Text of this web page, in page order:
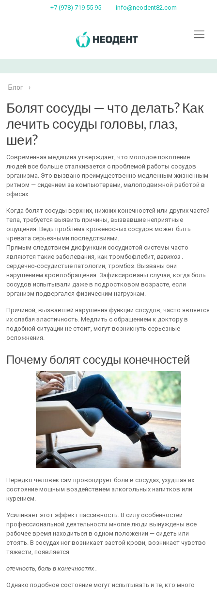
+7 (978) 719 55 95 info@neodent82.com
Блог ›
Болят сосуды — что делать? Как
лечить сосуды головы, глаз,
шеи?
Современная медицина утверждает, что молодое поколение
людей все больше сталкивается с проблемой работы сосудов
организма. Это вызвано преимущественно медленным жизненным
ритмом — сидением за компьютерами, малоподвижной работой в
офисах.
Когда болят сосуды верхних, нижних конечностей или других частей
тела, требуется выявить причины, вызвавшие неприятные
ощущения. Ведь проблема кровеносных сосудов может быть
чревата серьезными последствиями.
Прямым следствием дисфункции сосудистой системы часто
являются такие заболевания, как тромбофлебит,варикоз .
сердечно-сосудистые патологии, тромбоз. Вызваны они
нарушением кровообращения. Зафиксированы случаи, когда боль
сосудов испытывали даже в подростковом возрасте, если
организм подвергался физическим нагрузкам.
Причиной, вызвавшей нарушения функции сосудов, часто является
их слабая эластичность. Медлить с обращением к доктору в
подобной ситуации не стоит, могут возникнуть серьезные
осложнения.
Почему болят сосуды конечностей
Нередко человек сам провоцирует боли в сосудах, ухудшая их
состояние мощным воздействием алкогольных напитков или
курением.
Усиливает этот эффект пассивность. В силу особенностей
профессиональной деятельности многие люди вынуждены все
рабочее время находиться в одном положении — сидеть или
стоять. В сосудах ног возникает застой крови, возникает чувство
тяжести, появляется
отечность, боль в конечностях .
Однако подобное состояние могут испытывать и те, кто много